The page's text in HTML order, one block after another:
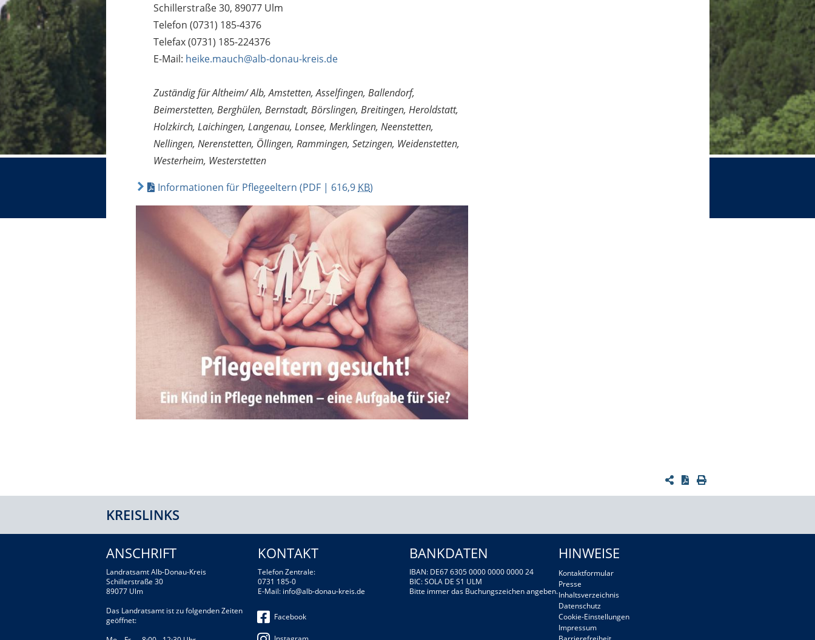
Schillerstraße 30, 89077 Ulm
Telefon (0731) 185-4376
Telefax (0731) 185-224376
E-Mail: heike.mauch@alb-donau-kreis.de
Zuständig für Altheim/ Alb, Amstetten, Asselfingen, Ballendorf,
Beimerstetten, Berghülen, Bernstadt, Börslingen, Breitingen, Heroldstatt,
Holzkirch, Laichingen, Langenau, Lonsee, Merklingen, Neenstetten,
Nellingen, Nerenstetten, Öllingen, Rammingen, Setzingen, Weidenstetten,
Westerheim, Westerstetten
Informationen für Pflegeeltern (PDF | 616,9 KB)
KREISLINKS
ANSCHRIFT
Landratsamt Alb-Donau-Kreis
Schillerstraße 30
89077 Ulm
Das Landratsamt ist zu folgenden Zeiten
geöffnet:
KONTAKT
Telefon Zentrale:
0731 185-0
E-Mail: info@alb-donau-kreis.de
Facebook
BANKDATEN
IBAN: DE67 6305 0000 0000 0000 24
BIC: SOLA DE S1 ULM
Bitte immer das Buchungszeichen angeben.
HINWEISE
Kontaktformular
Presse
Inhaltsverzeichnis
Datenschutz
Cookie-Einstellungen
Impressum